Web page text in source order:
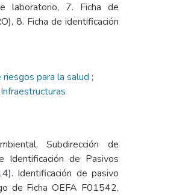
laboratorio, 7. Ficha de
8. Ficha de identificación
riesgos para la salud ;
Infraestructuras
Subdirección de
Identificación de Pasivos
Identificación de pasivo
de Ficha OEFA F01542,